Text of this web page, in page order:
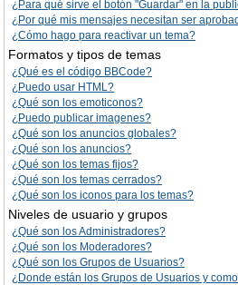
¿Para qué sirve el botón "Guardar" en la
¿Por qué mis mensajes necesitan ser
¿Cómo hago para reactivar un tema?
Formatos y tipos de temas
¿Qué es el código BBCode?
¿Puedo usar HTML?
¿Qué son los emoticonos?
¿Puedo publicar imagenes?
¿Qué son los anuncios globales?
¿Qué son los anuncios?
¿Qué son los temas fijos?
¿Qué son los temas cerrados?
¿Qué son los iconos para los temas?
Niveles de usuario y grupos
¿Qué son los Administradores?
¿Qué son los Moderadores?
¿Qué son los Grupos de Usuarios?
¿Donde están los Grupos de Usuarios y